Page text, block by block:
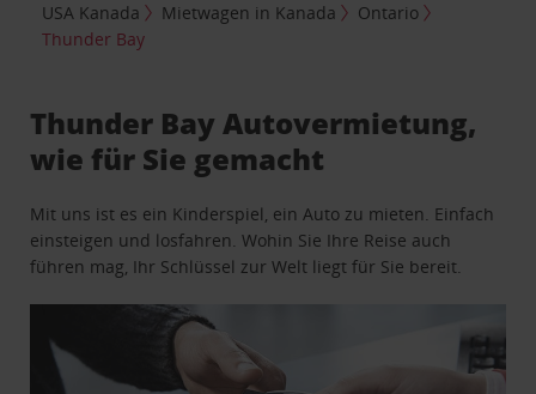
USA Kanada
Mietwagen in Kanada
Ontario
Thunder Bay
Thunder Bay Autovermietung,
wie für Sie gemacht
Mit uns ist es ein Kinderspiel, ein Auto zu mieten. Einfach
einsteigen und losfahren. Wohin Sie Ihre Reise auch
führen mag, Ihr Schlüssel zur Welt liegt für Sie bereit.